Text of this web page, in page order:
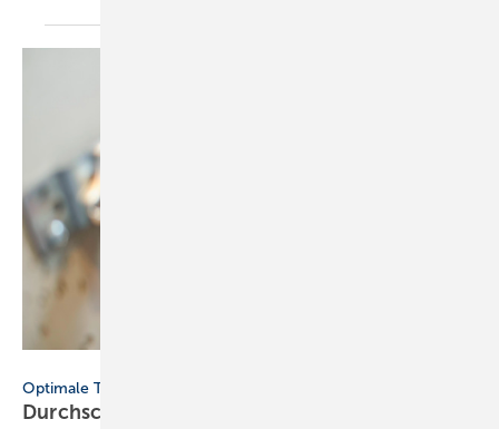
Optimale Trinkwasserinstallation in der Stockwerksverteilung
Durchschleifen? Ja